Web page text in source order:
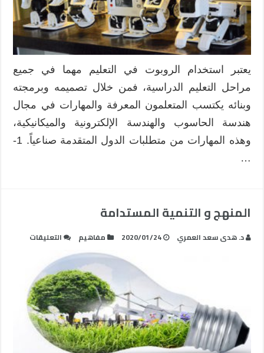
يعتبر استخدام الروبوت في التعليم مهما في جميع
مراحل التعليم الدراسية، فمن خلال تصميمه وبرمجته
وبنائه يكتسب المتعلمون المعرفة والمهارات في مجال
هندسة الحاسوب والهندسة الإلكترونية والميكانيكية،
وهذه المهارات من متطلبات الدول المتقدمة صناعياً. 1-
…
المنهج و التنمية المستدامة
د. هدى سعد العمري 2020/01/24 مفاهيم التعليقات
مغلقة